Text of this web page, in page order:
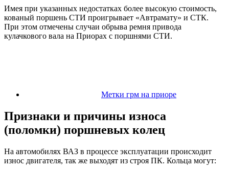
Имея при указанных недостатках более высокую стоимость,
кованый поршень СТИ проигрывает «Автрамату» и СТК.
При этом отмечены случаи обрыва ремня привода
кулачкового вала на Приорах с поршнями СТИ.
Метки грм на приоре
Признаки и причины износа
(поломки) поршневых колец
На автомобилях ВАЗ в процессе эксплуатации происходит
износ двигателя, так же выходят из строя ПК. Кольца могут: